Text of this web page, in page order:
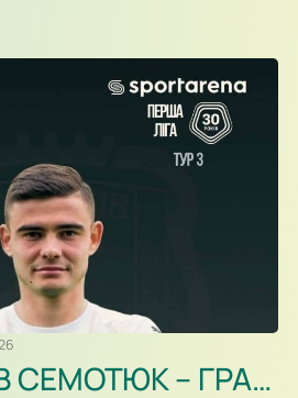
ВЛАДИСЛАВ СЕМОТЮК – ГРАВЕЦЬ МАТЧУ